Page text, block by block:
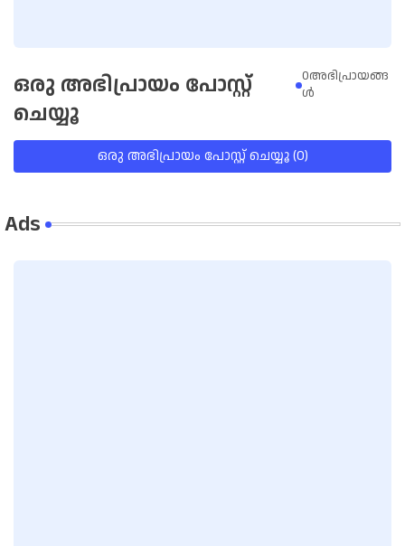
ഒരു അഭിപ്രായം പോസ്റ്റ്
ചെയ്യൂ
0അഭിപ്രായങ്ങ
ള്‍
ഒരു അഭിപ്രായം പോസ്റ്റ് ചെയ്യൂ (0)
Ads